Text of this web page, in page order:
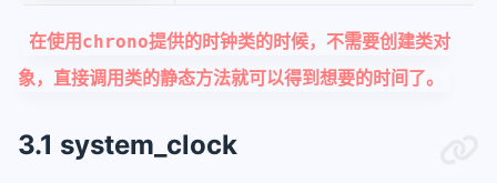
在使用chrono提供的时钟类的时候，不需要创建类对
象，直接调用类的静态方法就可以得到想要的时间了。
3.1 system_clock